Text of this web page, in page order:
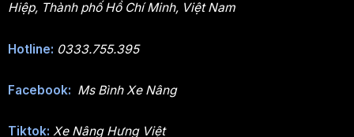
Hiệp, Thành phố Hồ Chí Minh, Việt Nam
Hotline: 0333.755.395
Facebook: Ms Bình Xe Nâng
Tiktok: Xe Nâng Hưng Việt